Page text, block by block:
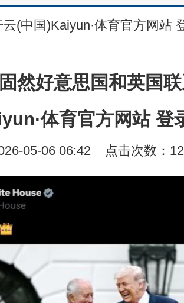
云(中国)Kaiyun·体育官方网站
然好意思国和英国
体育官方网站 登
05-06 06:42 点击次数：